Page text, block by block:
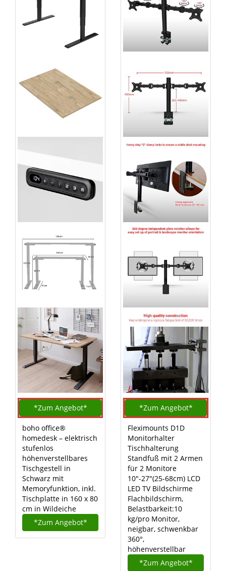
*Zum Angebot*
boho office®
homedesk – elektrisch
stufenlos
höhenverstellbares
Tischgestell in
Schwarz mit
Memoryfunktion, inkl.
Tischplatte in 160 x 80
cm in Wildeiche
*Zum Angebot*
*Zum Angebot*
Fleximounts D1D
Monitorhalter
Tischhalterung
Standfuß mit 2 Armen
für 2 Monitore
10″-27″(25-68cm) LCD
LED TV Bildschirme
Flachbildschirm,
Belastbarkeit:10
kg/pro Monitor,
neigbar, schwenkbar
360°,
höhenverstellbar
*Zum Angebot*